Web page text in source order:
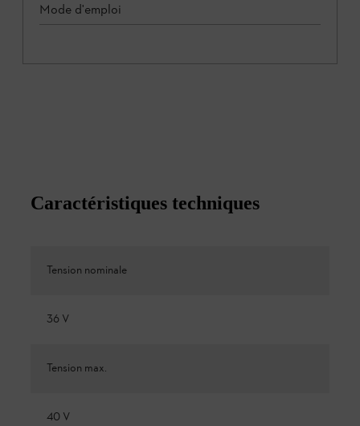
Mode d'emploi
Caractéristiques techniques
Tension nominale
36 V
Tension max.
40 V